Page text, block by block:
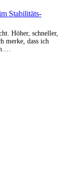
Stabilitäts-
Höher, schneller,
merke, dass ich